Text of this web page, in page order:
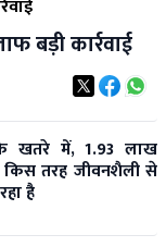
बड़ी कार्रवाई
खतरे में, 1.93 लाख
तरह जीवनशैली से
है